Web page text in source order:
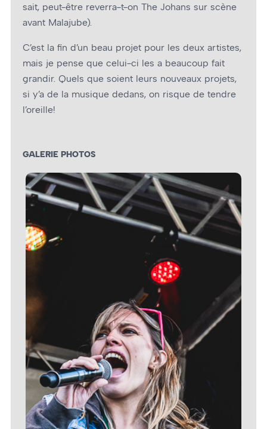
sait, peut-être reverra-t-on The Johans sur scène
avant Malajube).
C’est la fin d’un beau projet pour les deux artistes,
mais je pense que celui-ci les a beaucoup fait
grandir. Quels que soient leurs nouveaux projets,
si y’a de la musique dedans, on risque de tendre
l’oreille!
GALERIE PHOTOS